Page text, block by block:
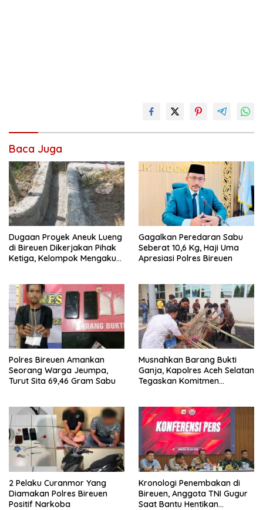
Baca Juga
Dugaan Proyek Aneuk Lueng
di Bireuen Dikerjakan Pihak
Ketiga, Kelompok Mengaku
Gagalkan Peredaran Sabu
Seberat 10,6 Kg, Haji Uma
Apresiasi Polres Bireuen
Polres Bireuen Amankan
Seorang Warga Jeumpa,
Turut Sita 69,46 Gram Sabu
Musnahkan Barang Bukti
Ganja, Kapolres Aceh Selatan
Tegaskan Komitmen
2 Pelaku Curanmor Yang
Diamakan Polres Bireuen
Positif Narkoba
Kronologi Penembakan di
Bireuen, Anggota TNI Gugur
Saat Bantu Hentikan